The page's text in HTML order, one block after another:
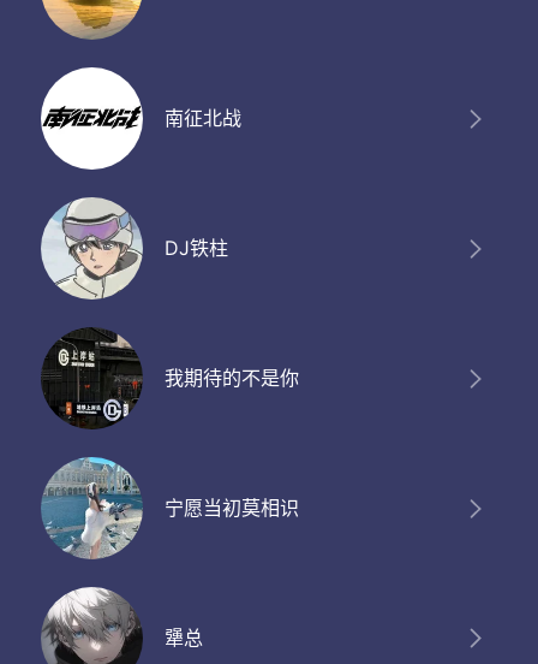
南征北战
DJ铁柱
我期待的不是你
宁愿当初莫相识
犟总